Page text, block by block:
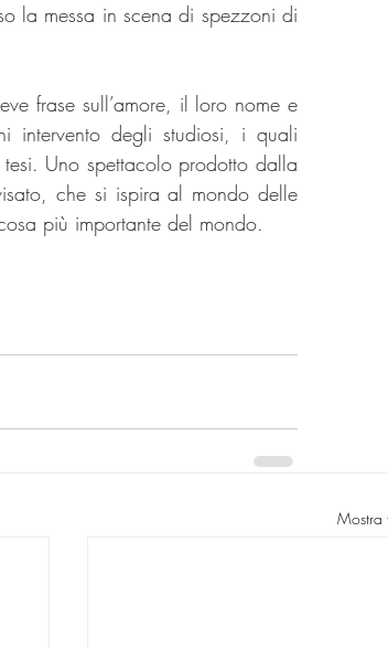
la messa in scena di spezzoni di
frase sull’amore, il loro nome e
intervento degli studiosi, i quali
Uno spettacolo prodotto dalla
che si ispira al mondo delle
più importante del mondo.
Mostra